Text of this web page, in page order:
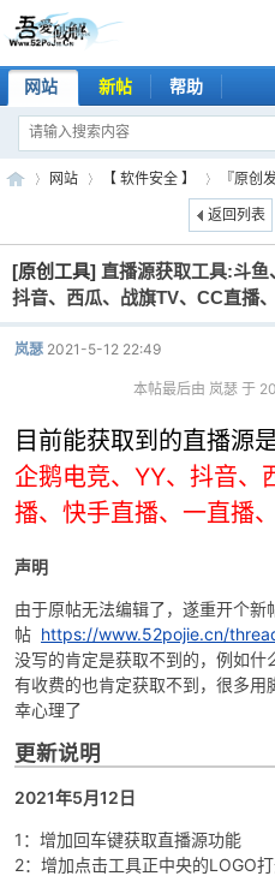
网站 新帖 帮助
吾
爱
破
»
网站
›
【 软件安全 】
›
『原创
返回列表
[原创工具] 直播源获取工具:斗鱼
抖音、西瓜、战旗TV、CC直播
岚瑟 2021-5-12 22:49
本帖最后由 岚瑟 于
目前能获取到的直播源是
企鹅电竞、YY、抖音、
播、快手直播、一直播
声明
由于原帖无法编辑了，遂重开个新
帖 https://www.52pojie.cn/
没写的肯定是获取不到的，例如
有收费的也肯定获取不到，很多
幸心理了
更新说明
2021年5月12日
1：增加回车键获取直播源功能
2：增加点击工具正中央的LOGO